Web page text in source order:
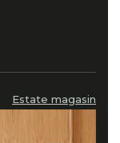
Estate magasin